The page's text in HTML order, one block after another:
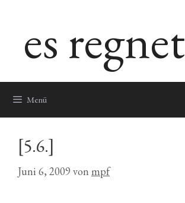
springenes regnet
Menü
[5.6.]
Juni 6, 2009 von mpf